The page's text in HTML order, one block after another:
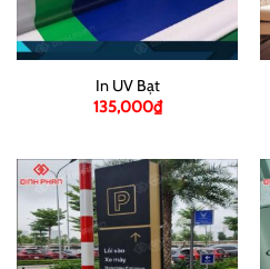
In UV Bạt
135,000₫